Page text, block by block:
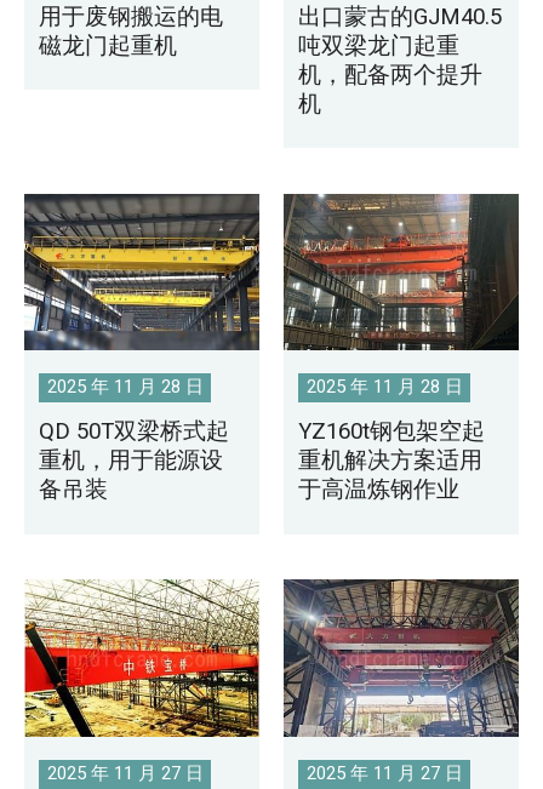
用于废钢搬运的电
磁龙门起重机
出口蒙古的GJM40.5
吨双梁龙门起重
机，配备两个提升
机
2025 年 11 月 28 日
QD 50T双梁桥式起
重机，用于能源设
备吊装
2025 年 11 月 28 日
YZ160t钢包架空起
重机解决方案适用
于高温炼钢作业
2025 年 11 月 27 日 2025 年 11 月 27 日